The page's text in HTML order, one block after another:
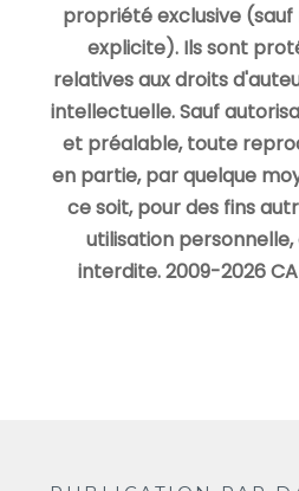
propriété exclusive
explicite). Ils sont
relatives aux droits
intellectuelle. Sauf
et préalable, toute
en partie, par quelque
ce soit, pour des fins
utilisation
interdite. 2009-2026 CA